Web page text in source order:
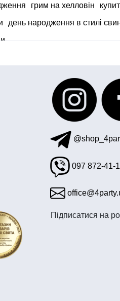
грим на хелловін
день народження в стилі
097 872-41-
Підписатися на